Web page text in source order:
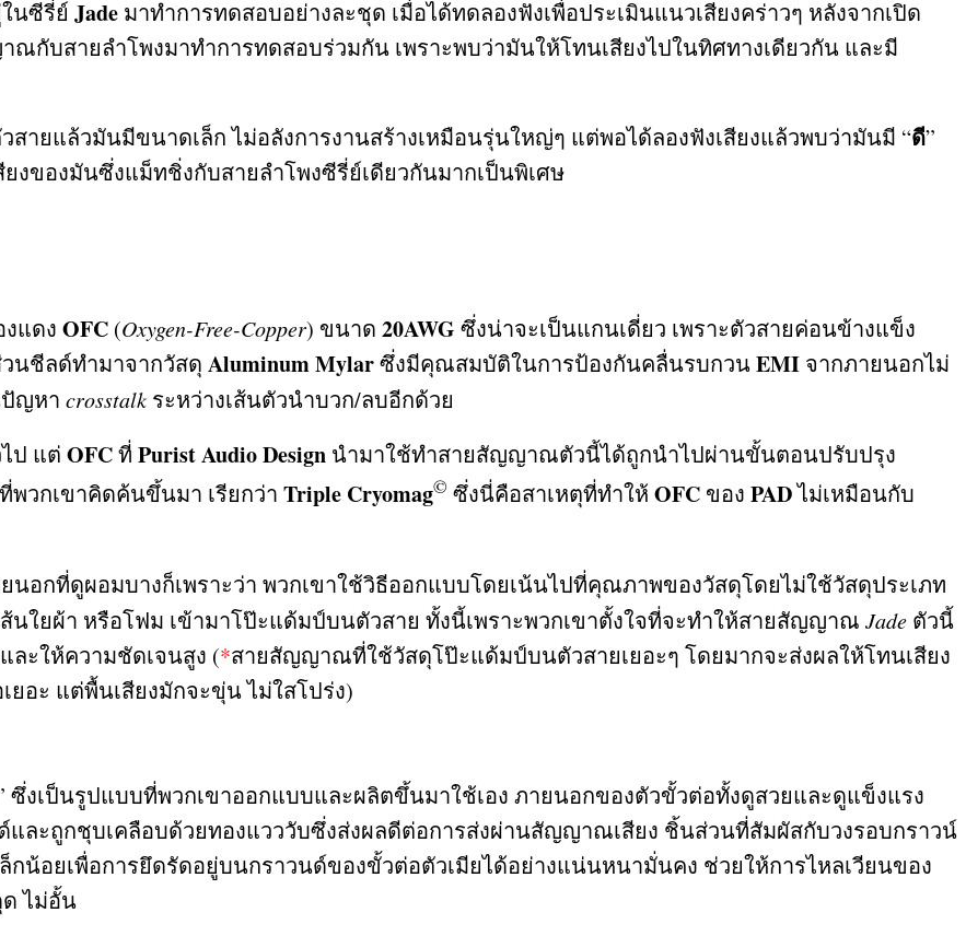
นซีรี่ย์ Jade มาทำการทดสอบอย่างละชุด เมื่อได้ทดลองฟังเพื่อประเมินแนวเสียงคร่าวๆ หลังจากเปิด
กับสายลำโพงมาทำการทดสอบร่วมกัน เพราะพบว่ามันให้โทนเสียงไปในทิศทางเดียวกัน และมี
ยแล้วมันมีขนาดเล็ก ไม่อลังการงานสร้างเหมือนรุ่นใหญ่ๆ แต่พอได้ลองฟังเสียงแล้วพบว่ามันมี “ดี”
งของมันซึ่งแม็ทชิ่งกับสายลำโพงซีรี่ย์เดียวกันมากเป็นพิเศษ
แดง OFC (Oxygen-Free-Copper) ขนาด 20AWG ซึ่งน่าจะเป็นแกนเดี่ยว เพราะตัวสายค่อนข้างแข็ง
นชีลด์ทำมาจากวัสดุ Aluminum Mylarซึ่งมีคุณสมบัติในการป้องกันคลื่นรบกวนEMI จากภายนอกไม่
ปัญหา crosstalk ระหว่างเส้นตัวนำบวก/ลบอีกด้วย
ป แต่ OFCที่ Purist Audio Design นำมาใช้ทำสายสัญญาณตัวนี้ได้ถูกนำไปผ่านขั้นตอนปรับปรุง
พวกเขาคิดค้นขึ้นมา เรียกว่า Triple Cryomag© ซึ่งนี่คือสาเหตุที่ทำให้ OFC ของ PADไม่เหมือนกับ
อกที่ดูผอมบางก็เพราะว่า พวกเขาใช้วิธีออกแบบโดยเน้นไปที่คุณภาพของวัสดุโดยไม่ใช้วัสดุประเภท
ส้นใยผ้า หรือโฟม เข้ามาโป๊ะแด้มป์บนตัวสาย ทั้งนี้เพราะพวกเขาตั้งใจที่จะทำให้สายสัญญาณ Jade ตัวนี้
ละให้ความชัดเจนสูง (*สายสัญญาณที่ใช้วัสดุโป๊ะแด้มป์บนตัวสายเยอะๆ โดยมากจะส่งผลให้โทนเสียง
อะ แต่พื้นเสียงมักจะขุ่น ไม่ใสโปร่ง)
ซึ่งเป็นรูปแบบที่พวกเขาออกแบบและผลิตขึ้นมาใช้เอง ภายนอกของตัวขั้วต่อทั้งดูสวยและดูแข็งแรง
ะถูกชุบเคลือบด้วยทองแวววับซึ่งส่งผลดีต่อการส่งผ่านสัญญาณเสียง ชิ้นส่วนที่สัมผัสกับวงรอบกราวน์
น้อยเพื่อการยึดรัดอยู่บนกราวนด์ของขั้วต่อตัวเมียได้อย่างแน่นหนามั่นคง ช่วยให้การไหลเวียนของ
ไม่อั้น